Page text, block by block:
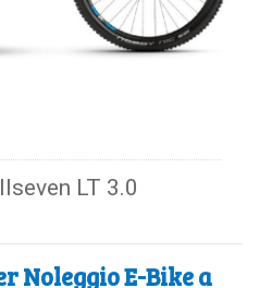
LT 3.0
Noleggio E-Bike a